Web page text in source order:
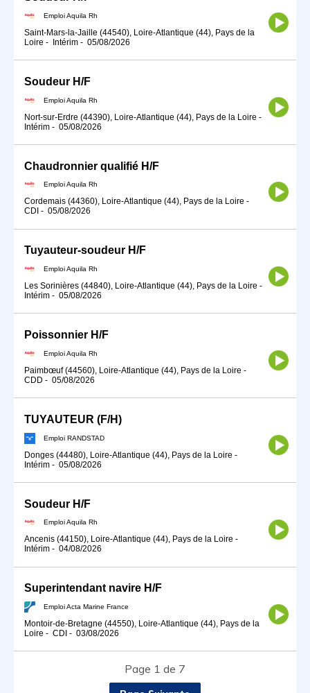
Emploi Aquila Rh
Saint-Mars-la-Jaille (44540), Loire-Atlantique (44), Pays de la
Loire - Intérim - 05/08/2026
Soudeur H/F
Emploi Aquila Rh
Nort-sur-Erdre (44390), Loire-Atlantique (44), Pays de la Loire -
Intérim - 05/08/2026
Chaudronnier qualifié H/F
Emploi Aquila Rh
Cordemais (44360), Loire-Atlantique (44), Pays de la Loire -
CDI - 05/08/2026
Tuyauteur-soudeur H/F
Emploi Aquila Rh
Les Sorinières (44840), Loire-Atlantique (44), Pays de la Loire -
Intérim - 05/08/2026
Poissonnier H/F
Emploi Aquila Rh
Paimbœuf (44560), Loire-Atlantique (44), Pays de la Loire -
CDD - 05/08/2026
TUYAUTEUR (F/H)
Emploi RANDSTAD
Donges (44480), Loire-Atlantique (44), Pays de la Loire -
Intérim - 05/08/2026
Soudeur H/F
Emploi Aquila Rh
Ancenis (44150), Loire-Atlantique (44), Pays de la Loire -
Intérim - 04/08/2026
Superintendant navire H/F
Emploi Acta Marine France
Montoir-de-Bretagne (44550), Loire-Atlantique (44), Pays de la
Loire - CDI - 03/08/2026
Page 1 de 7